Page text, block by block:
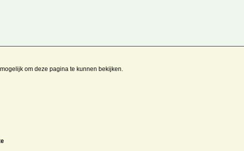
om deze pagina te kunnen bekijken.